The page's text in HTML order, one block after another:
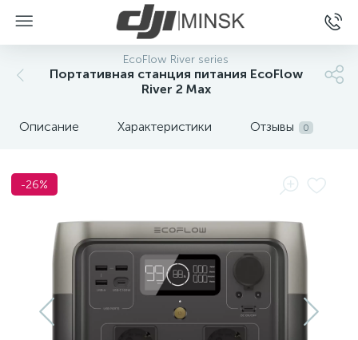
EcoFlow River series
Портативная станция питания EcoFlow
River 2 Max
Описание Характеристики Отзывы 0
-26%